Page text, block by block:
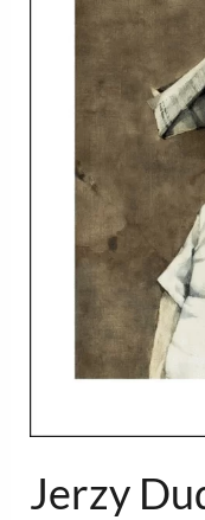
Jerzy